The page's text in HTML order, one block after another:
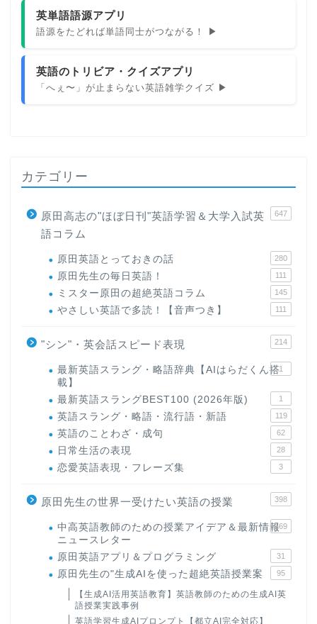
英単語語源アプリ
語源をたどれば単語同士がつながる！ ▶
英語のトリビア・クイズアプリ
「へぇ〜」が止まらない英語雑学クイズ ▶
カテゴリー
原田高志の"ほぼ日刊"英語学習＆大学入試英
語コラム
647
原田英語とっておきの話 280
原田先生の毎日英語！ 111
ミスター原田の超絶英語コラム 145
やさしい英語で多読！【音声つき】 111
"シン"・英会話スピード表現 214
最新英語スラング・略語辞典【AIはらだくん搭
載】
1
最新英語スラングBEST100 (2026年版) 1
英語スラング・略語・流行語・新語 119
英語のことわざ・成句 62
日常生活の表現 28
恋愛英語表現・フレーズ集 3
原田先生の世界一受けたい英語の授業 398
中高英語教師のための授業アイデア＆最新情報
ニュースレター
169
原田英語アプリ＆プログラミング 31
原田先生の"生成AIを使った超絶英語授業案 95
【生成AI活用英語教育】英語教師のための生成AI英
語授業実践事例
英語学習生成AIプロンプト【都立AI完全対応】